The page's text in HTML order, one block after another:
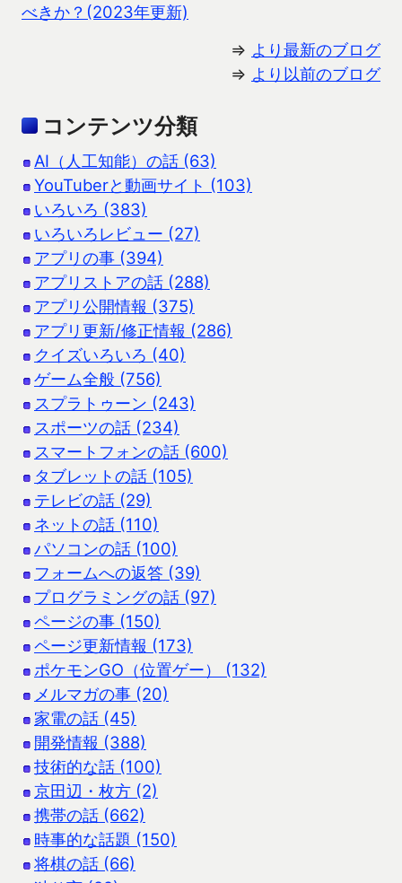
べきか？(2023年更新)
⇒ より最新のブログ
⇒ より以前のブログ
コンテンツ分類
AI（人工知能）の話 (63)
YouTuberと動画サイト (103)
いろいろ (383)
いろいろレビュー (27)
アプリの事 (394)
アプリストアの話 (288)
アプリ公開情報 (375)
アプリ更新/修正情報 (286)
クイズいろいろ (40)
ゲーム全般 (756)
スプラトゥーン (243)
スポーツの話 (234)
スマートフォンの話 (600)
タブレットの話 (105)
テレビの話 (29)
ネットの話 (110)
パソコンの話 (100)
フォームへの返答 (39)
プログラミングの話 (97)
ページの事 (150)
ページ更新情報 (173)
ポケモンGO（位置ゲー） (132)
メルマガの事 (20)
家電の話 (45)
開発情報 (388)
技術的な話 (100)
京田辺・枚方 (2)
携帯の話 (662)
時事的な話題 (150)
将棋の話 (66)